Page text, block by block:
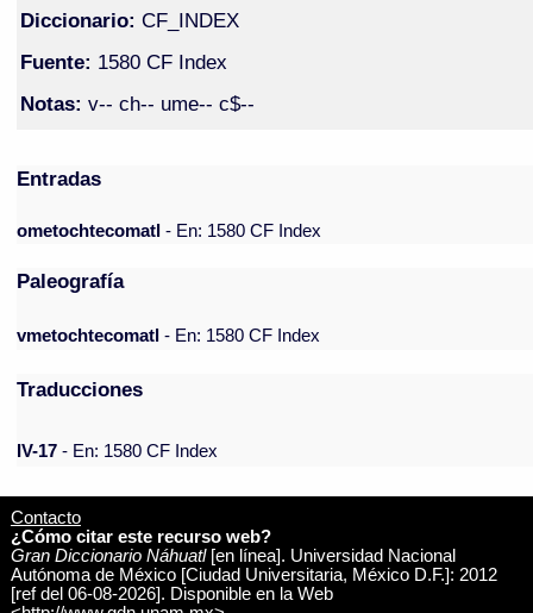
Diccionario: CF_INDEX
Fuente: 1580 CF Index
Notas: v-- ch-- ume-- c$--
Entradas
ometochtecomatl- En: 1580 CF Index
Paleografía
vmetochtecomatl - En: 1580 CF Index
Traducciones
IV-17 - En: 1580 CF Index
Contacto
¿Cómo citar este recurso web?
Gran Diccionario Náhuatl[en línea]. Universidad Nacional
Autónoma de México [Ciudad Universitaria, México D.F.]: 2012
[ref del 06-08-2026]. Disponible en la Web